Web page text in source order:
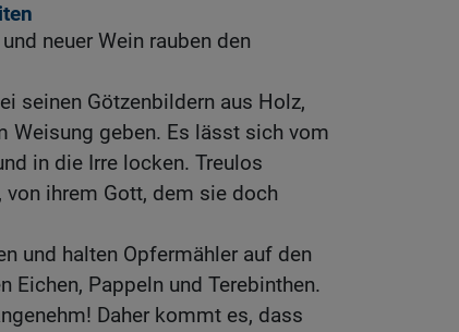
neuer Wein rauben den
seinen Götzenbildern aus Holz,
Weisung geben. Es lässt sich vom
in die Irre locken. Treulos
von ihrem Gott, dem sie doch
und halten Opfermähler auf den
Eichen, Pappeln und Terebinthen.
Daher kommt es, dass